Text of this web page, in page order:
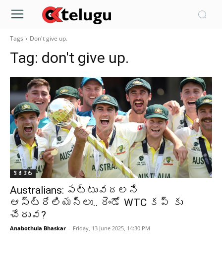
Tags Don't give up.
Tag: don't give up.
క్రికెట్‌
Australians: పట్టువదలని
ఆస్ట్రేలియన్లు.. రెండో WTC కప్ కు
చేరువ?
Anabothula Bhaskar - Friday, 13 June 2025, 14:30 PM